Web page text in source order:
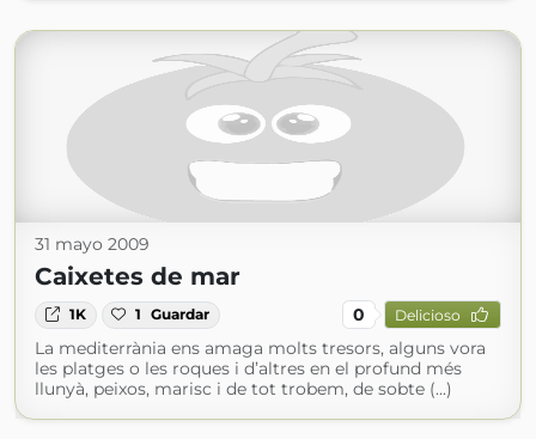
31 mayo 2009
Caixetes de mar
1K 1 Guardar 0 Delicioso
La mediterrània ens amaga molts tresors, alguns vora
les platges o les roques i d’altres en el profund més
llunyà, peixos, marisc i de tot trobem, de sobte (...)